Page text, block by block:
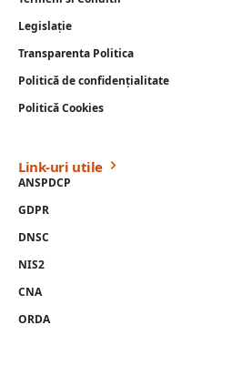
Legislație
Transparenta Politica
Politică de confidențialitate
Politică Cookies
Link-uri utile
ANSPDCP
GDPR
DNSC
NIS2
CNA
ORDA